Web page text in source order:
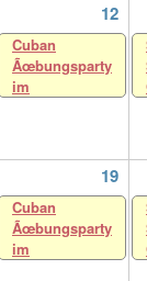
12
Cuban
Ãœbungsparty
im
19
Cuban
Ãœbungsparty
im